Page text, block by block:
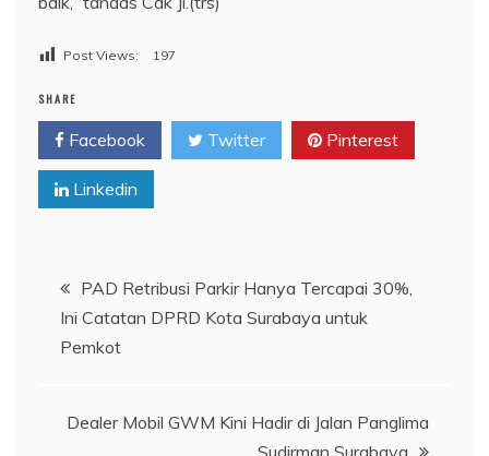
Post Views: 197
SHARE
Facebook Twitter Pinterest
Linkedin
Navigasi
pos
PAD Retribusi Parkir Hanya Tercapai 30%,
Ini Catatan DPRD Kota Surabaya untuk
Pemkot
Dealer Mobil GWM Kini Hadir di Jalan Panglima
Sudirman Surabaya